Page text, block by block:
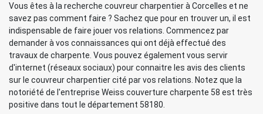
Vous êtes à la recherche couvreur charpentier à Corcelles et ne
savez pas comment faire ? Sachez que pour en trouver un, il est
indispensable de faire jouer vos relations. Commencez par
demander à vos connaissances qui ont déjà effectué des
travaux de charpente. Vous pouvez également vous servir
d'internet (réseaux sociaux) pour connaitre les avis des clients
sur le couvreur charpentier cité par vos relations. Notez que la
notoriété de l'entreprise Weiss couverture charpente 58 est très
positive dans tout le département 58180.